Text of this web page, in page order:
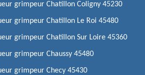
grimpeur Chatillon Coligny 45230
grimpeur Chatillon Le Roi 45480
grimpeur Chatillon Sur Loire 45360
grimpeur Chaussy 45480
grimpeur Checy 45430